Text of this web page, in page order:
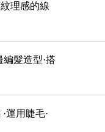
理感的線
髮造型·搭
運用睫毛·